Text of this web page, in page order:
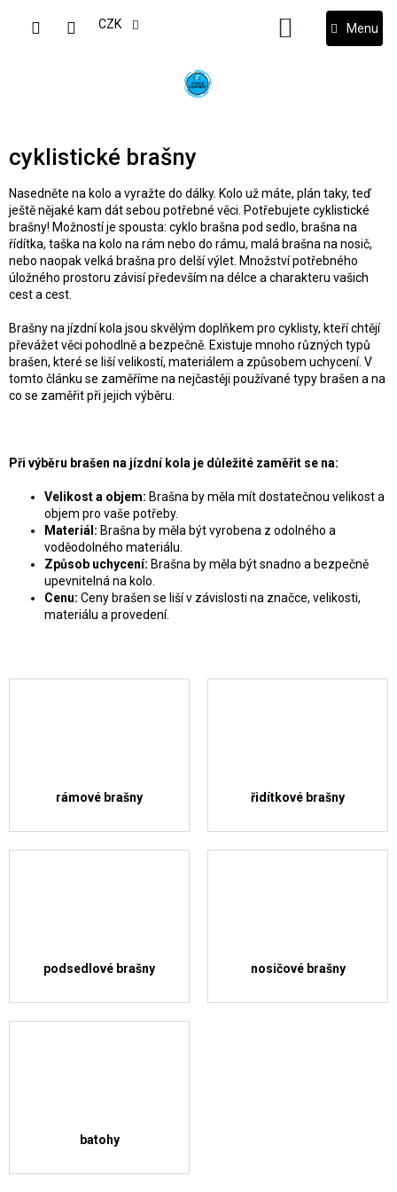
CZK
NÁKUPNÍ
KOŠÍK
cyklistické brašny
Nasedněte na kolo a vyražte do dálky. Kolo už máte, plán taky, teď
ještě nějaké kam dát sebou potřebné věci. Potřebujete cyklistické
brašny! Možností je spousta: cyklo brašna pod sedlo, brašna na
řídítka, taška na kolo na rám nebo do rámu, malá brašna na nosič,
nebo naopak velká brašna pro delší výlet. Množství potřebného
úložného prostoru závisí především na délce a charakteru vašich
cest a cest.
Brašny na jízdní kola jsou skvělým doplňkem pro cyklisty, kteří chtějí
převážet věci pohodlně a bezpečně. Existuje mnoho různých typů
brašen, které se liší velikostí, materiálem a způsobem uchycení. V
tomto článku se zaměříme na nejčastěji používané typy brašen a na
co se zaměřit při jejich výběru.
Při výběru brašen na jízdní kola je důležité zaměřit se na:
Velikost a objem: Brašna by měla mít dostatečnou velikost a
objem pro vaše potřeby.
Materiál: Brašna by měla být vyrobena z odolného a
voděodolného materiálu.
Způsob uchycení: Brašna by měla být snadno a bezpečně
upevnitelná na kolo.
Cenu: Ceny brašen se liší v závislosti na značce, velikosti,
materiálu a provedení.
rámové brašny řidítkové brašny
podsedlové brašny nosičové brašny
batohy